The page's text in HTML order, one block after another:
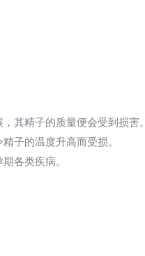
其精子的质量便会受到损害。
子的温度升高而受损。
各类疾病。